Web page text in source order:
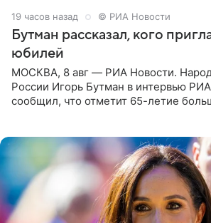
19 часов назад © РИА Новости
Бутман рассказал, кого
юбилей
МОСКВА, 8 авг — РИА Новости.
России Игорь Бутман в интервью
сообщил, что отметит 65-летие